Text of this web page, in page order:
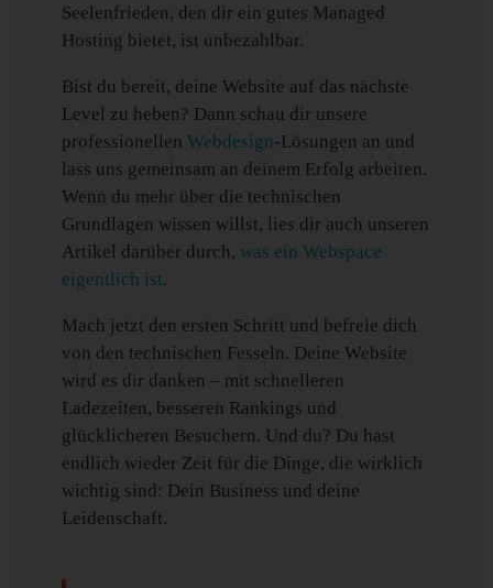
Seelenfrieden, den dir ein gutes Managed
Hosting bietet, ist unbezahlbar.
Bist du bereit, deine Website auf das nächste
Level zu heben? Dann schau dir unsere
professionellenWebdesign-Lösungen an und
lass uns gemeinsam an deinem Erfolg arbeiten.
Wenn du mehr über die technischen
Grundlagen wissen willst, lies dir auch unseren
Artikel darüber durch, was ein Webspace
eigentlich ist.
Mach jetzt den ersten Schritt und befreie dich
von den technischen Fesseln. Deine Website
wird es dir danken – mit schnelleren
Ladezeiten, besseren Rankings und
glücklicheren Besuchern. Und du? Du hast
endlich wieder Zeit für die Dinge, die wirklich
wichtig sind: Dein Business und deine
Leidenschaft.